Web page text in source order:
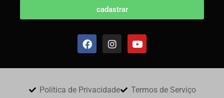
cadastrar
Política de Privacidade
Termos de Serviço